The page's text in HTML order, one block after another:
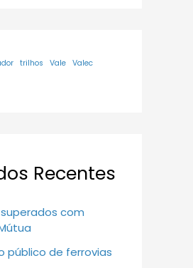
trilhos Vale Valec
Recentes
com
público de ferrovias